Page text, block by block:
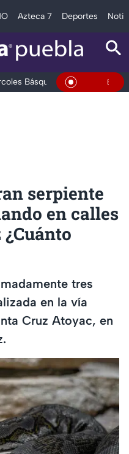
Azteca 7 Deportes
Básquetbol DeportesEn Vivo
serpiente
en calles
tres
en la vía
Cruz Atoyac, en